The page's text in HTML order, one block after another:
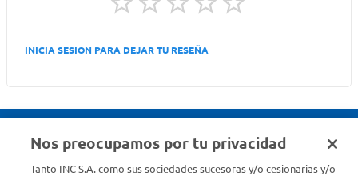
INICIA SESION PARA DEJAR TU RESEÑA
Nos preocupamos por tu privacidad
Tanto INC S.A. como sus sociedades sucesoras y/o cesionarias y/o